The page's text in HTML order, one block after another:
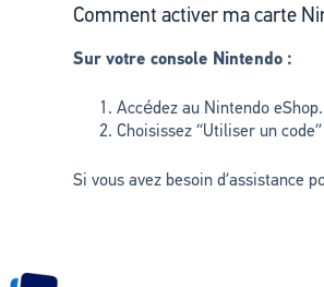
Comment activer ma carte
Sur votre console Nintendo :
Accédez au Nintendo eShop.
Choisissez “Utiliser un
Si vous avez besoin d’assistance